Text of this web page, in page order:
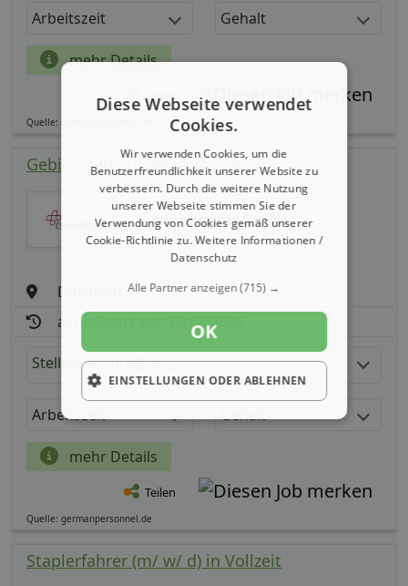
Arbeitszeit Gehalt
mehr Details
Teilen
Quelle: germanpersonnel.de
Gebietsverkaufsleiter (m/ w/ d)
trinkkontor GmbH
Duisburg
aktualisiert seit: 08.08.2026
Stellenbeschreibung:
Arbeitszeit Gehalt
mehr Details
Teilen
Quelle: germanpersonnel.de
Staplerfahrer (m/ w/ d) in Vollzeit
Diese Webseite verwendet
Cookies.
Wir verwenden Cookies, um die
Benutzerfreundlichkeit unserer Website zu
verbessern. Durch die weitere Nutzung
unserer Webseite stimmen Sie der
Verwendung von Cookies gemäß unserer
Cookie-Richtlinie zu.Weitere Informationen /
Datenschutz
Alle Partner anzeigen(715) →
OK
EINSTELLUNGEN ODER ABLEHNEN